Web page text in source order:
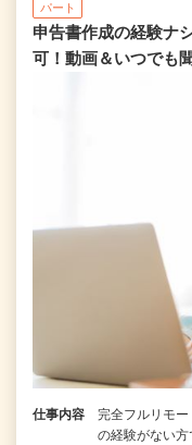
パート
申告書作成の経験ナ
可！動画＆いつでも
仕事内容
完全フルリモ
の経験がない